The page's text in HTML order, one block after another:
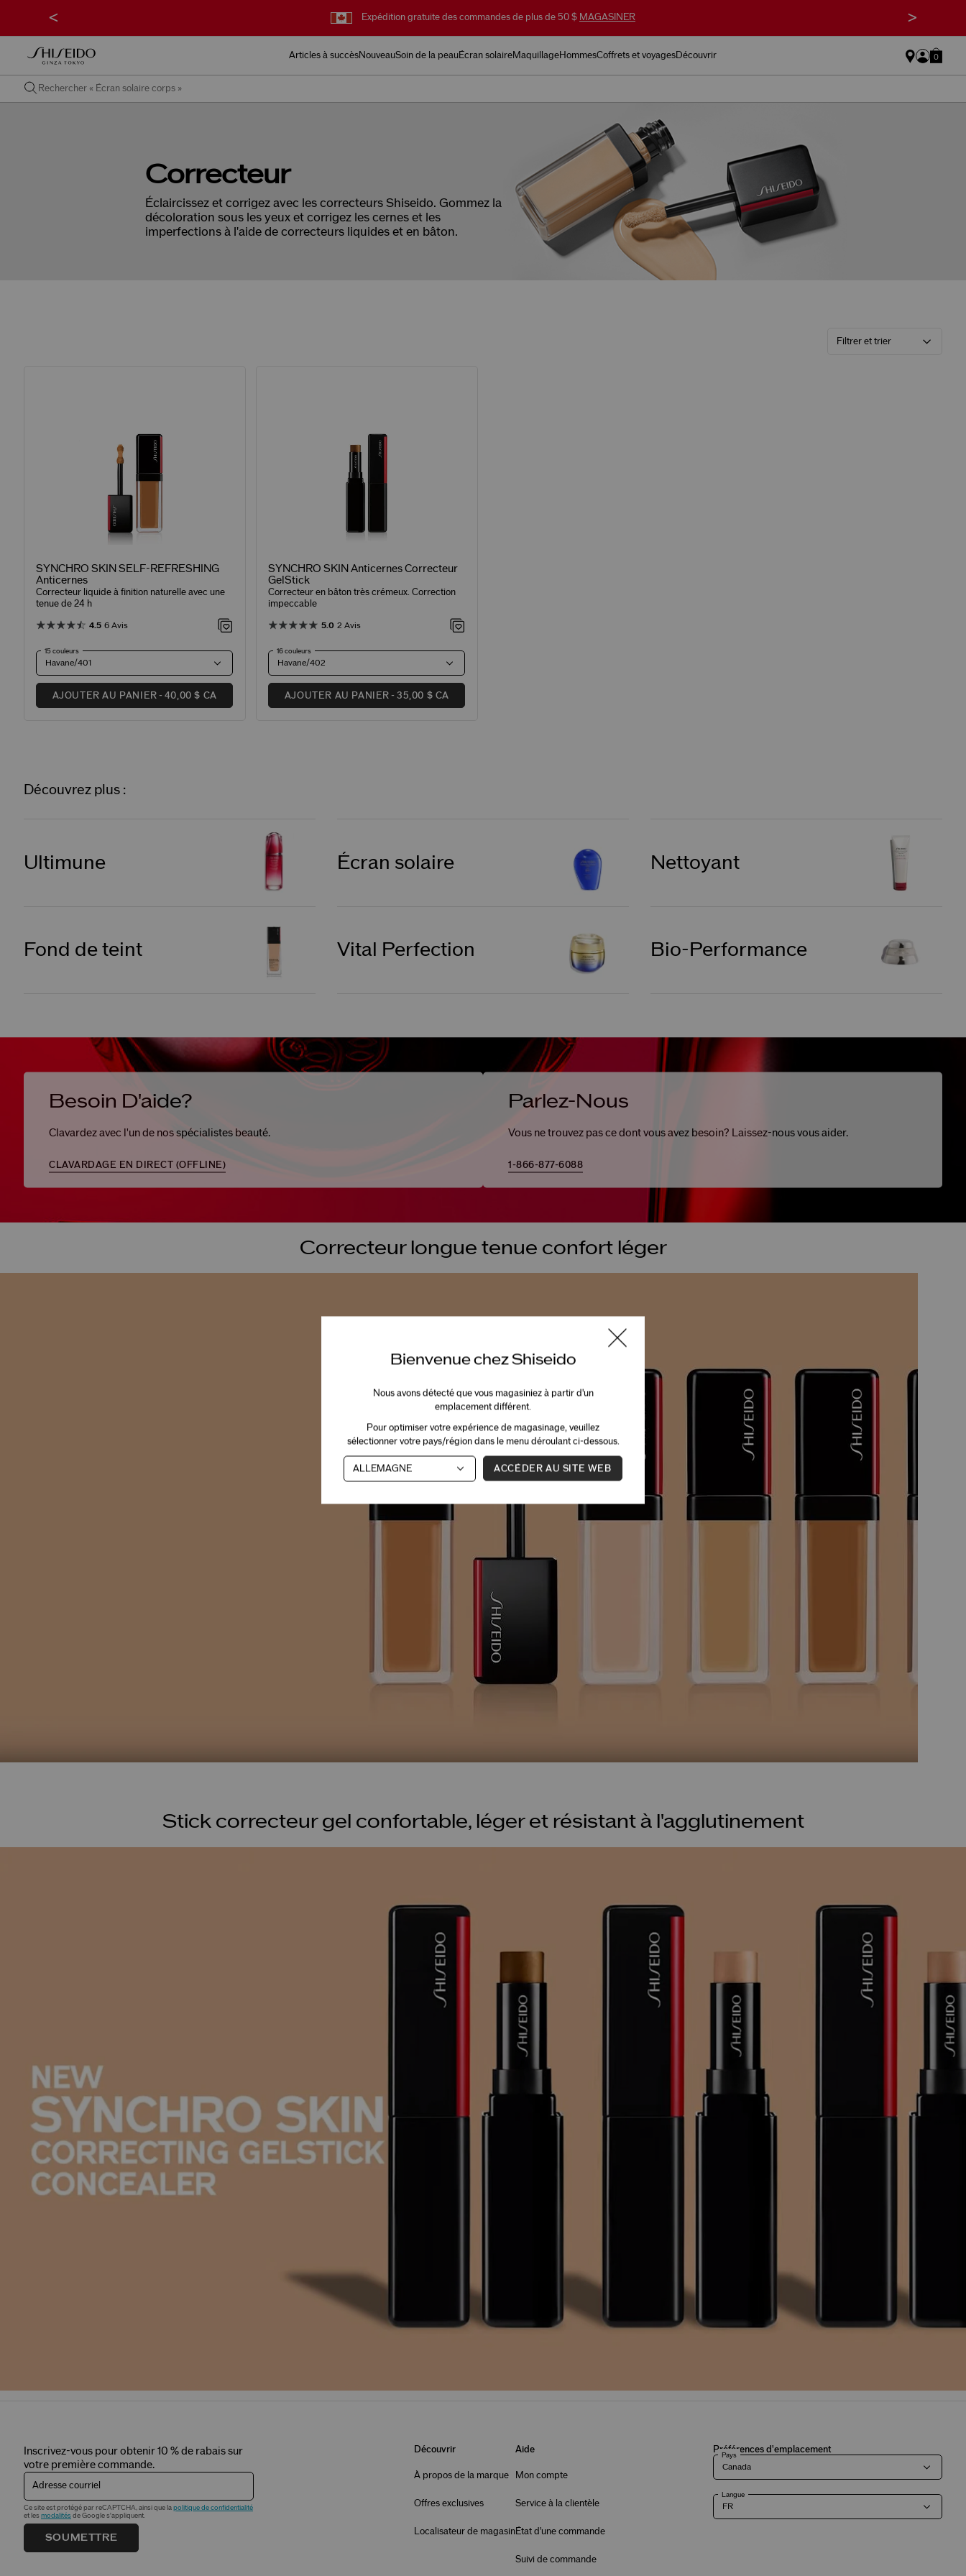
Expédition gratuite des commandes de plus de 50 $ MAGASINER
< >
Articles à succèsNouveauSoin de la peauÉcran solaireMaquillageHommesCoffrets et voyagesDécouvrir 0
Correcteur
Éclaircissez et corrigez avec les correcteurs Shiseido. Gommez la
décoloration sous les yeux et corrigez les cernes et les
imperfections à l'aide de correcteurs liquides et en bâton.
Filtrer et trier
SYNCHRO SKIN SELF-REFRESHING
Anticernes
Correcteur liquide à finition naturelle avec une
tenue de 24 h
4.5 6 Avis
15 couleurs
Havane/401
AJOUTER AU PANIER 40,00 $ CA
SYNCHRO SKIN Anticernes Correcteur
GelStick
Correcteur en bâton très crémeux. Correction
impeccable
5.0 2 Avis
16 couleurs
Havane/402
AJOUTER AU PANIER 35,00 $ CA
Découvrez plus :
Ultimune Écran solaire Nettoyant
Fond de teint Vital Perfection Bio-Performance
Besoin D'aide?
Clavardez avec l'un de nos spécialistes beauté.
CLAVARDAGE EN DIRECT (OFFLINE)
Parlez-Nous
Vous ne trouvez pas ce dont vous avez besoin? Laissez-nous vous aider.
1-866-877-6088
Correcteur longue tenue confort léger
Stick correcteur gel confortable, léger et résistant à l'agglutinement
Inscrivez-vous pour obtenir 10 % de rabais sur
votre première commande.
Adresse courriel
Ce site est protégé par reCAPTCHA, ainsi que la politique de confidentialité
et les modalités de Google s'appliquent.
SOUMETTRE
Découvrir
À propos de la marque
Offres exclusives
Localisateur de magasin
Aide
Mon compte
Service à la clientèle
État d'une commande
Suivi de commande
Préférences d'emplacement
Pays
Langue
Bienvenue chez Shiseido
Nous avons détecté que vous magasiniez à partir d'un
emplacement différent.
Pour optimiser votre expérience de magasinage, veuillez
sélectionner votre pays/région dans le menu déroulant ci-dessous.
ACCÉDER AU SITE WEB